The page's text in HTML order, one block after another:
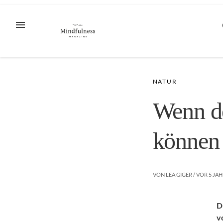
InhaltMENÜ
NATUR
Wenn
VON LEA GIGER / VOR 5